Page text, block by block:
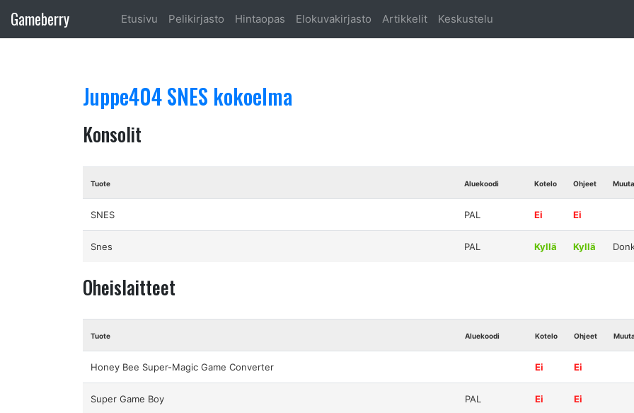
Gameberry Etusivu Pelikirjasto Hintaopas Elokuvakirjasto Artikkelit Keskustelu
Juppe404 SNES kokoelma
Konsolit
Tuote Aluekoodi Kotelo Ohjeet
SNES PAL Ei Ei
Snes PAL Kyllä Kyllä
Oheislaitteet
Tuote Aluekoodi Kotelo Ohjeet
Honey Bee Super-Magic Game Converter Ei Ei
Super Game Boy PAL Ei Ei